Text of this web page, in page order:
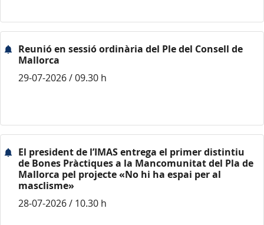
Reunió en sessió ordinària del Ple del Consell de
Mallorca
29-07-2026 / 09.30 h
El president de l’IMAS entrega el primer distintiu
de Bones Pràctiques a la Mancomunitat del Pla de
Mallorca pel projecte «No hi ha espai per al
masclisme»
28-07-2026 / 10.30 h